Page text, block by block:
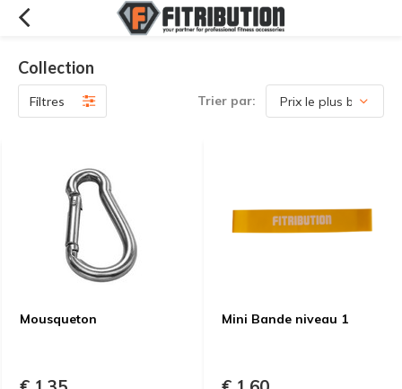
Collection
Filtres Trier par:
Mousqueton Mini Bande niveau 1